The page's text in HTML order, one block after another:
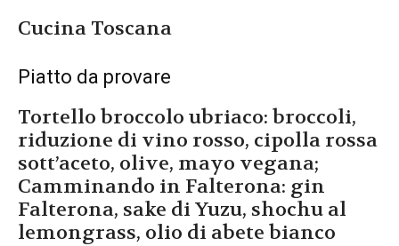
Cucina Toscana
Piatto da provare
Tortello broccolo ubriaco: broccoli,
riduzione di vino rosso, cipolla rossa
sott’aceto, olive, mayo vegana;
Camminando in Falterona: gin
Falterona, sake di Yuzu, shochu al
lemongrass, olio di abete bianco